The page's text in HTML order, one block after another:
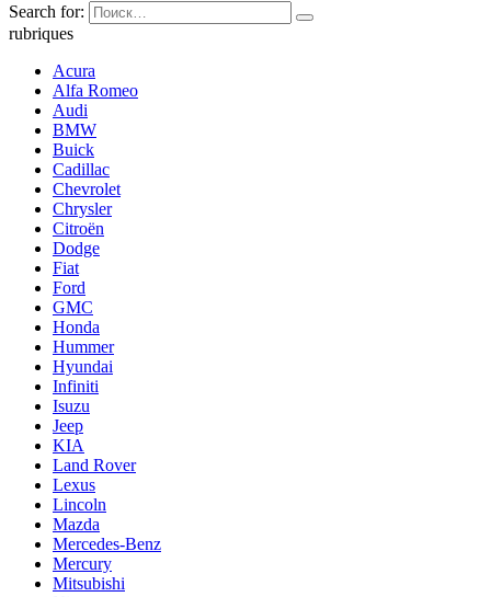
Search for:
rubriques
Acura
Alfa Romeo
Audi
BMW
Buick
Cadillac
Chevrolet
Chrysler
Citroën
Dodge
Fiat
Ford
GMC
Honda
Hummer
Hyundai
Infiniti
Isuzu
Jeep
KIA
Land Rover
Lexus
Lincoln
Mazda
Mercedes-Benz
Mercury
Mitsubishi